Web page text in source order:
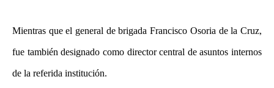
Mientras que el general de brigada Francisco Osoria de la Cruz,
fue también designado como director central de asuntos internos
de la referida institución.